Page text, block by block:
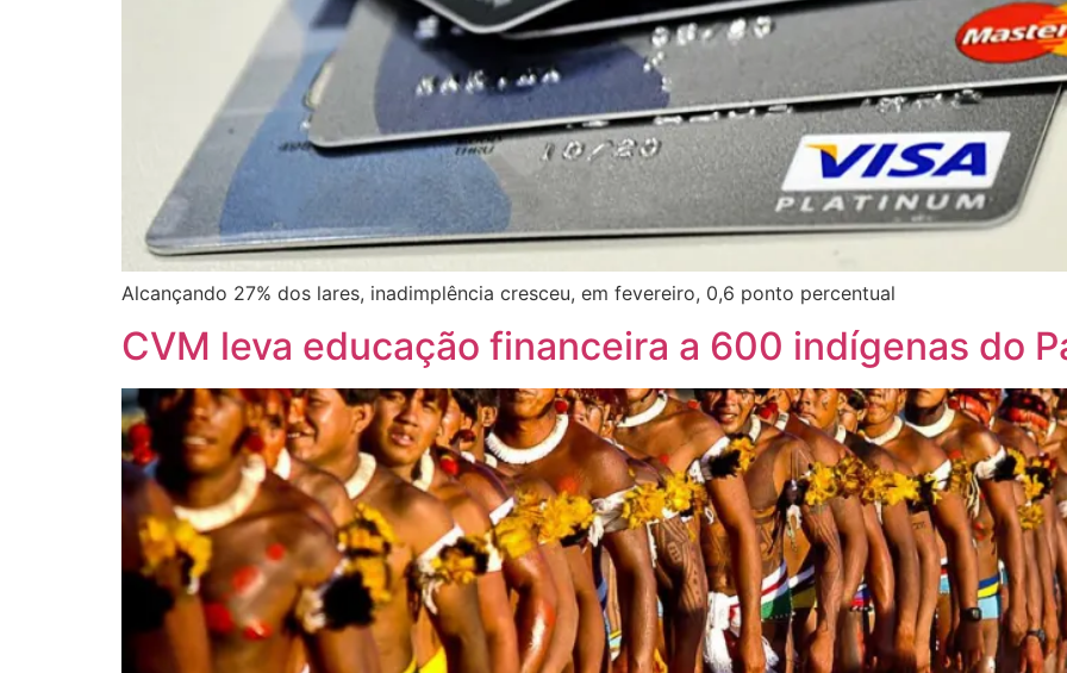
Alcançando 27% dos lares, inadimplência cresceu, em fevereiro, 0,6 ponto percentual
CVM leva educação financeira a 600 indígenas do